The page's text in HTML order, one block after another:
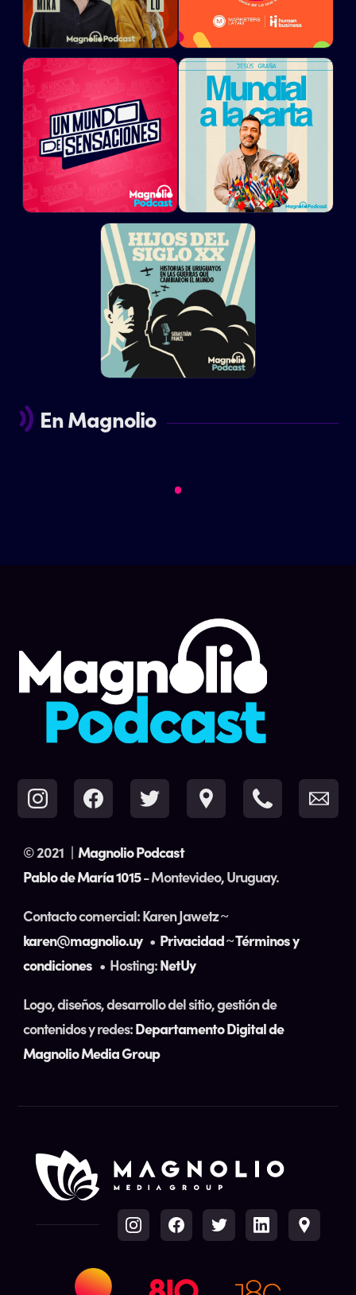
En Magnolio
© 2021 | Magnolio Podcast
Pablo de María 1015- Montevideo, Uruguay.
Contacto comercial: Karen Jawetz ~
karen@magnolio.uy• Privacidad~Términos y
condiciones • Hosting:NetUy
Logo, diseños, desarrollo del sitio, gestión de
contenidos y redes:Departamento Digital de
Magnolio Media Group